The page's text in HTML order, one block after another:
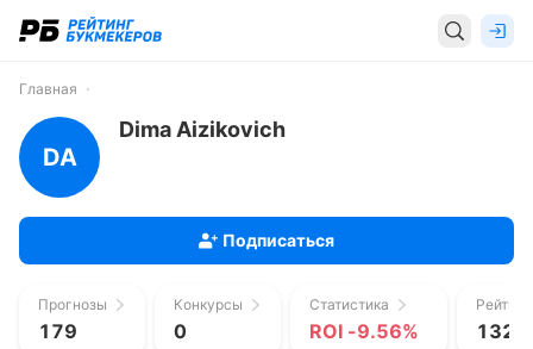
Главная
DA
Dima Aizikovich
Подписаться
Прогнозы
179
Конкурсы
0
Статистика
ROI -9.56%